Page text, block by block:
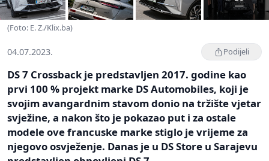
(Foto: E. Z./Klix.ba)
04.07.2023. Podijeli
DS 7 Crossback je predstavljen 2017. godine kao
prvi 100 % projekt marke DS Automobiles, koji je
svojim avangardnim stavom donio na tržište vjetar
svježine, a nakon što je pokazao put i za ostale
modele ove francuske marke stiglo je vrijeme za
njegovo osvježenje. Danas je u DS Store u Sarajevu